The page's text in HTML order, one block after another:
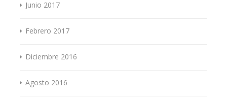
Junio 2017
Febrero 2017
Diciembre 2016
Agosto 2016